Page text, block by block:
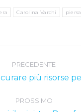
Carolina Varchi
PRECEDENTE
Previous
più risorse
PROSSIMO